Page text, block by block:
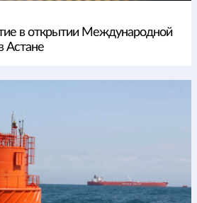
в открытии Международной
Астане